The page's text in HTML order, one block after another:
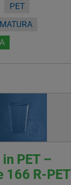
PET
PET –
166 R-PET